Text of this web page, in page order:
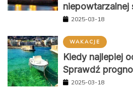
niepowtarzalnej
2025-03-18
WAKACJE
Kiedy najlepiej
Sprawdź
2025-03-18